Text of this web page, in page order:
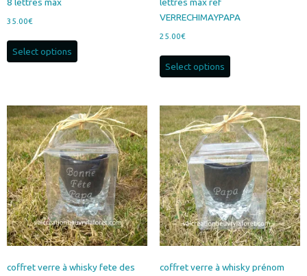
8 lettres max
35.00€
Select options
lettres max ref
VERRECHIMAYPAPA
25.00€
Select options
coffret verre à whisky fete des
coffret verre à whisky prénom